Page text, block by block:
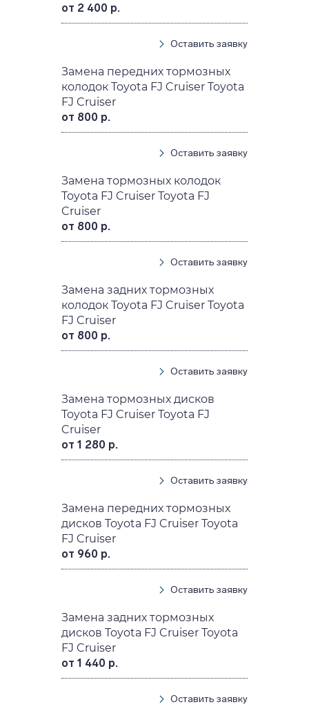
от 2 400 р.
Оставить заявку
Замена передних тормозных
колодок Toyota FJ Cruiser Toyota
FJ Cruiser
от 800 р.
Оставить заявку
Замена тормозных колодок
Toyota FJ Cruiser Toyota FJ
Cruiser
от 800 р.
Оставить заявку
Замена задних тормозных
колодок Toyota FJ Cruiser Toyota
FJ Cruiser
от 800 р.
Оставить заявку
Замена тормозных дисков
Toyota FJ Cruiser Toyota FJ
Cruiser
от 1 280 р.
Оставить заявку
Замена передних тормозных
дисков Toyota FJ Cruiser Toyota
FJ Cruiser
от 960 р.
Оставить заявку
Замена задних тормозных
дисков Toyota FJ Cruiser Toyota
FJ Cruiser
от 1 440 р.
Оставить заявку